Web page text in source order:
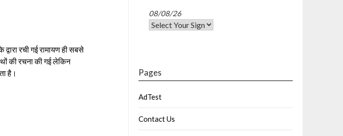
रची गई रामायण ही सबसे
की रचना की गई लेकिन
है।
08/08/26
Pages
AdTest
Contact Us